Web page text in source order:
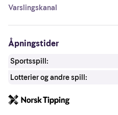
Varslingskanal
Åpningstider
Sportsspill:
Lotterier og andre spill: